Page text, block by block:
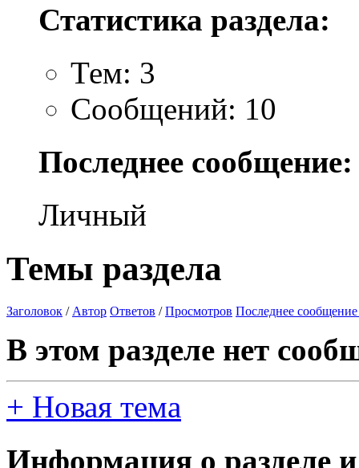
Статистика раздела:
Тем: 3
Сообщений: 10
Последнее сообщение:
Личный
Темы раздела
Заголовок / Автор Ответов /Просмотров Последнее сообщение
В этом разделе нет
+ Новая тема
Информация о разделе